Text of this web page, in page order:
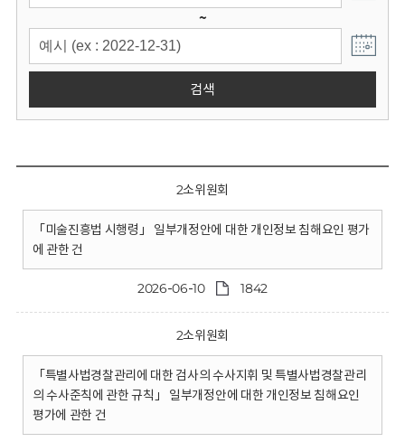
~
검색
2소위원회
「미술진흥법 시행령」 일부개정안에 대한 개인정보 침해요인 평가
에 관한 건
2026-06-10 1842
2소위원회
「특별사법경찰관리에 대한 검사의 수사지휘 및 특별사법경찰관리
의 수사준칙에 관한 규칙」 일부개정안에 대한 개인정보 침해요인
평가에 관한 건